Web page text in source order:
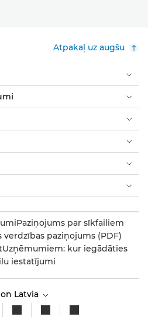
Atpakaļ uz augšu
Paziņojums par sīkfailiem
verdzības paziņojums (PDF)
Uzņēmumiem: kur iegādāties
iestatījumi
Latvia